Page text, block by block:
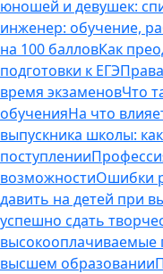
юношей и девушек:
инженер: обучение,
на 100 балловКак
подготовки к ЕГЭ
время экзаменовЧто
обученияНа что
выпускника школы:
поступлении
возможностиОшибки
давить на детей при
успешно сдать
высокооплачиваемые
высшем образовании